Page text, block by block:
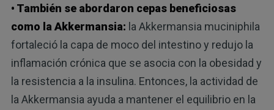
• También se abordaron cepas beneficiosas
como la Akkermansia: la Akkermansia muciniphila
fortaleció la capa de moco del intestino y redujo la
inflamación crónica que se asocia con la obesidad y
la resistencia a la insulina. Entonces, la actividad de
la Akkermansia ayuda a mantener el equilibrio en la